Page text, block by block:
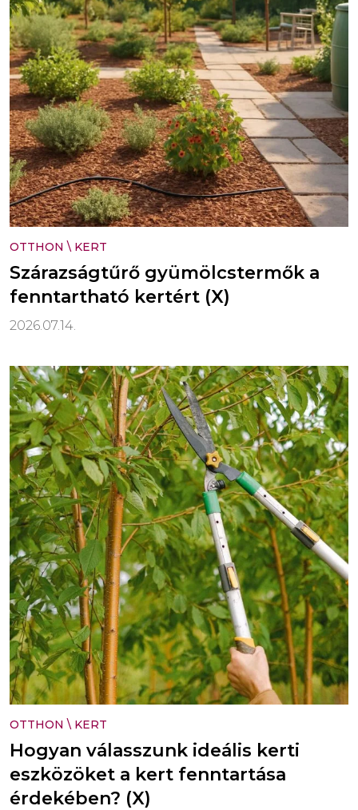
OTTHON \ KERT
Szárazságtűrő gyümölcstermők a
fenntartható kertért (X)
2026.07.14.
OTTHON \ KERT
Hogyan válasszunk ideális kerti
eszközöket a kert fenntartása
érdekében? (X)